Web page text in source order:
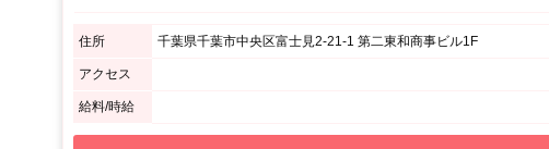
住所 千葉県千葉市中央区富士見2-21-1 第二東和商事ビル1F
アクセス
給料/時給